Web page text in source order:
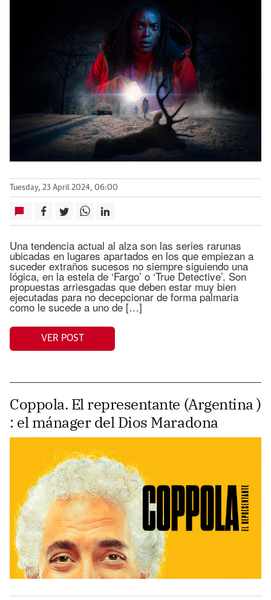
Tuesday, 23 April 2024, 06:00
Una tendencia actual al alza son las series rarunas
ubicadas en lugares apartados en los que empiezan a
suceder extraños sucesos no siempre siguiendo una
lógica, en la estela de ‘Fargo’ o ‘True Detective’. Son
propuestas arriesgadas que deben estar muy bien
ejecutadas para no decepcionar de forma palmaria
como le sucede a uno de […]
VER POST
Coppola. El representante (Argentina )
: el mánager del Dios Maradona